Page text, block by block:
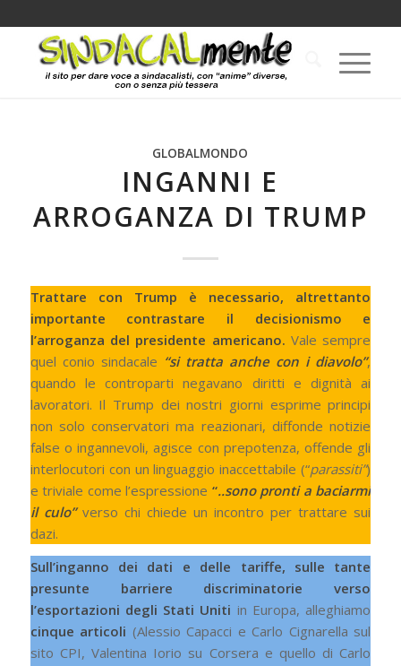
GLOBALMONDO
INGANNI E
ARROGANZA DI TRUMP
Trattare con Trump è necessario, altrettanto
importante contrastare il decisionismo e
l’arroganza del presidente americano.Vale sempre
quel conio sindacale “si tratta anche con i diavolo”,
quando le controparti negavano diritti e dignità ai
lavoratori. Il Trump dei nostri giorni esprime principi
non solo conservatori ma reazionari, diffonde notizie
false o ingannevoli, agisce con prepotenza, offende gli
interlocutori con un linguaggio inaccettabile (“parassiti”)
e triviale come l’espressione “..sono pronti a baciarmi
il culo” verso chi chiede un incontro per trattare sui
dazi.
Sull’inganno dei dati e delle tariffe, sulle tante
presunte barriere discriminatorie verso
l’esportazioni degli Stati Uniti in Europa, alleghiamo
cinque articoli (Alessio Capacci e Carlo Cignarella sul
sito CPI, Valentina Iorio su Corsera e quello di Carlo